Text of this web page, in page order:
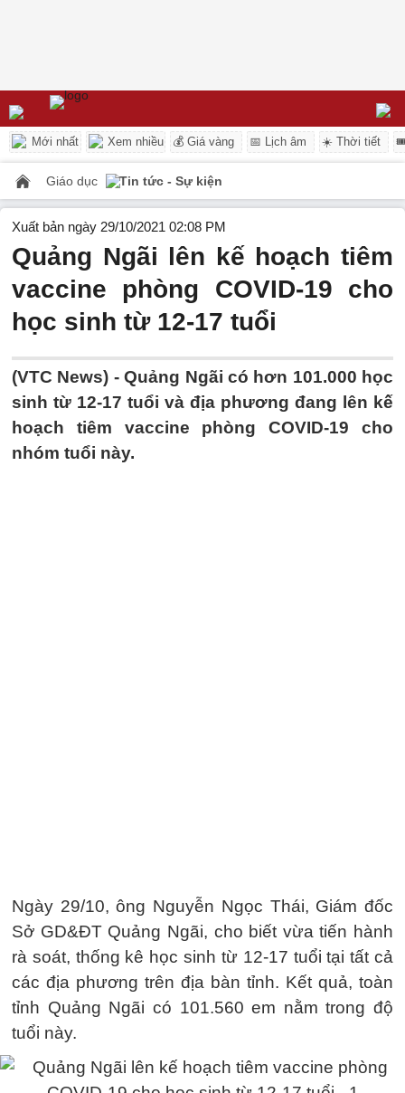
Mới nhất Xem nhiều 💰 Giá vàng 📅 Lịch âm ☀️ Thời tiết
Giáo dục Tin tức - Sự kiện
Xuất bản ngày 29/10/2021 02:08 PM
Quảng Ngãi lên kế hoạch tiêm
vaccine phòng COVID-19 cho
học sinh từ 12-17 tuổi
(VTC News) -Quảng Ngãi có hơn 101.000 học
sinh từ 12-17 tuổi và địa phương đang lên kế
hoạch tiêm vaccine phòng COVID-19 cho
nhóm tuổi này.
Ngày 29/10, ông Nguyễn Ngọc Thái, Giám đốc
Sở GD&ĐT Quảng Ngãi, cho biết vừa tiến hành
rà soát, thống kê học sinh từ 12-17 tuổi tại tất cả
các địa phương trên địa bàn tỉnh. Kết quả, toàn
tỉnh Quảng Ngãi có 101.560 em nằm trong độ
tuổi này.